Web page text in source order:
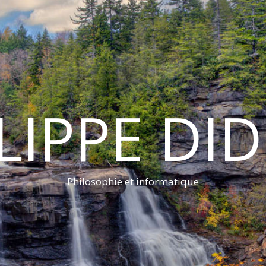
Philosophie et informatique